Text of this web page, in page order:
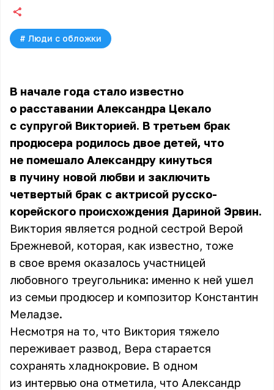
# Люди с обложки
В начале года стало известно
о расставании Александра Цекало
с супругой Викторией. В третьем брак
продюсера родилось двое детей, что
не помешало Александру кинуться
в пучину новой любви и заключить
четвертый брак с актрисой русско-
корейского происхождения Дариной Эрвин.
Виктория является родной сестрой Верой
Брежневой, которая, как известно, тоже
в свое время оказалось участницей
любовного треугольника: именно к ней ушел
из семьи продюсер и композитор Константин
Меладзе.
Несмотря на то, что Виктория тяжело
переживает развод, Вера старается
сохранять хладнокровие. В одном
из интервью она отметила, что Александр